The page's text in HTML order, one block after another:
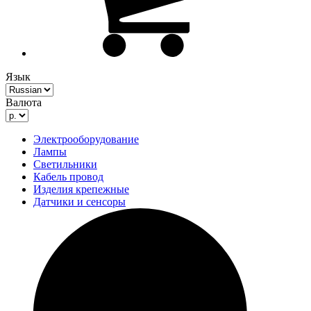
Язык
Валюта
Электрооборудование
Лампы
Светильники
Кабель провод
Изделия крепежные
Датчики и сенсоры